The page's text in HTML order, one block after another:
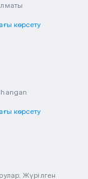
көрсету
көрсету
Жүрілген